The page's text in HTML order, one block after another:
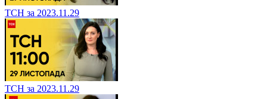
ТСН за 2023.11.29
ТСН за 2023.11.29